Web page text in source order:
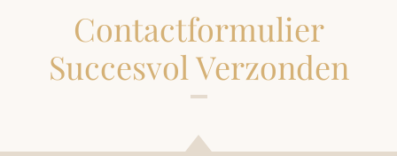
Contactformulier
Succesvol Verzonden